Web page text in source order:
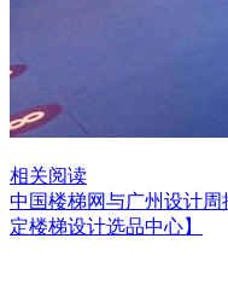
相关阅读
中国楼梯网与广州设计周
定楼梯设计选品中心】